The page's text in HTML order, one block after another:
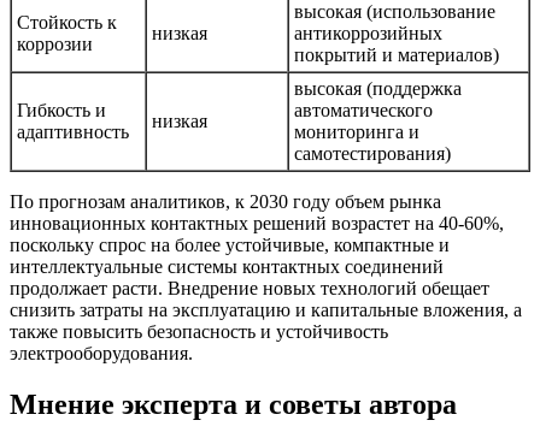
Стойкость к
коррозии
низкая
высокая (использование
антикоррозийных
покрытий и материалов)
Гибкость и
адаптивность
низкая
высокая (поддержка
автоматического
мониторинга и
самотестирования)
По прогнозам аналитиков, к 2030 году объем рынка
инновационных контактных решений возрастет на 40-60%,
поскольку спрос на более устойчивые, компактные и
интеллектуальные системы контактных соединений
продолжает расти. Внедрение новых технологий обещает
снизить затраты на эксплуатацию и капитальные вложения, а
также повысить безопасность и устойчивость
электрооборудования.
Мнение эксперта и советы автора